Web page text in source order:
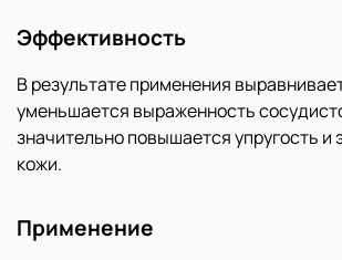
Эффективность
В результате применения
уменьшается выраженность
значительно повышается упругость и
кожи.
Применение